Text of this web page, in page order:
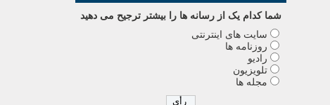
شما کدام يک از رسانه ها را بيشتر ترجيح می دهيد
سایت های اینترنتی
روزنامه ها
رادیو
تلویزیون
مجله ها